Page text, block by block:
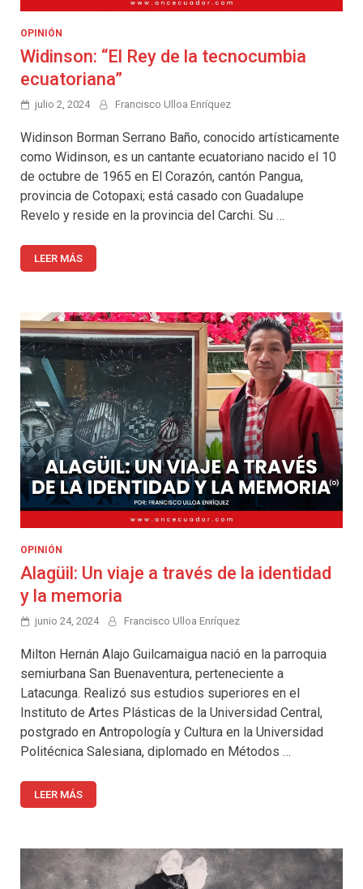
OPINIÓN
Widinson: “El Rey de la tecnocumbia
ecuatoriana”
julio 2, 2024 Francisco Ulloa Enríquez
Widinson Borman Serrano Baño, conocido artísticamente
como Widinson, es un cantante ecuatoriano nacido el 10
de octubre de 1965 en El Corazón, cantón Pangua,
provincia de Cotopaxi; está casado con Guadalupe
Revelo y reside en la provincia del Carchi. Su …
LEER MÁS
OPINIÓN
Alagüil: Un viaje a través de la identidad
y la memoria
junio 24, 2024 Francisco Ulloa Enríquez
Milton Hernán Alajo Guilcamaigua nació en la parroquia
semiurbana San Buenaventura, perteneciente a
Latacunga. Realizó sus estudios superiores en el
Instituto de Artes Plásticas de la Universidad Central,
postgrado en Antropología y Cultura en la Universidad
Politécnica Salesiana, diplomado en Métodos …
LEER MÁS